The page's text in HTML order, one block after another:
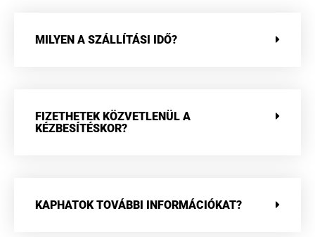
MILYEN A SZÁLLÍTÁSI IDŐ?
FIZETHETEK KÖZVETLENÜL A
KÉZBESÍTÉSKOR?
KAPHATOK TOVÁBBI INFORMÁCIÓKAT?